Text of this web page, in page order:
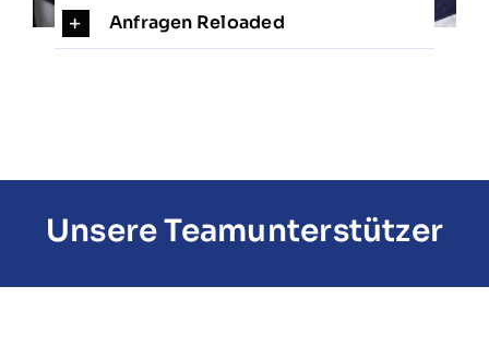
Anfragen Reloaded
Unsere Teamunterstützer